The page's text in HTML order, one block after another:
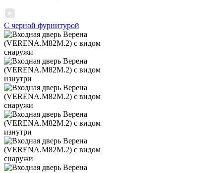
С черной фурнитурой